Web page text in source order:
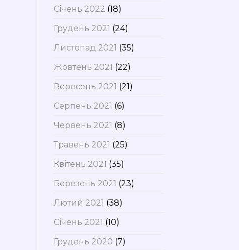
Січень 2022 (18)
Грудень 2021 (24)
Листопад 2021 (35)
Жовтень 2021 (22)
Вересень 2021 (21)
Серпень 2021 (6)
Червень 2021 (8)
Травень 2021 (25)
Квітень 2021 (35)
Березень 2021 (23)
Лютий 2021 (38)
Січень 2021 (10)
Грудень 2020 (7)